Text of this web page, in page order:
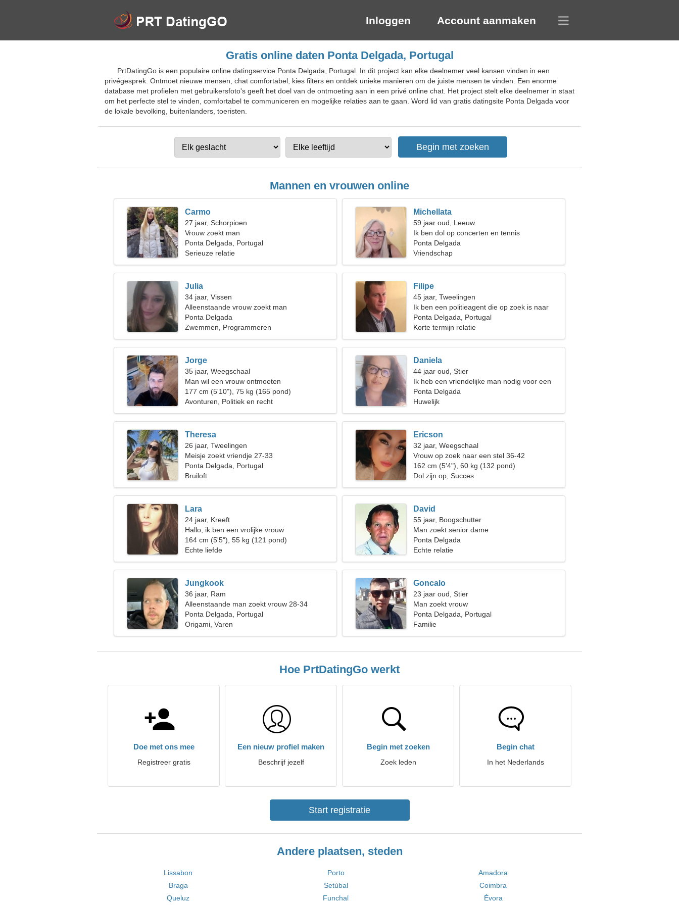
Inloggen Account aanmaken
Gratis online daten Ponta Delgada, Portugal
PrtDatingGo is een populaire online datingservice Ponta Delgada, Portugal. In dit project kan elke deelnemer veel kansen vinden in een
privégesprek. Ontmoet nieuwe mensen, chat comfortabel, kies filters en ontdek unieke manieren om de juiste mensen te vinden. Een enorme
database met profielen met gebruikersfoto's geeft het doel van de ontmoeting aan in een privé online chat. Het project stelt elke deelnemer in staat
om het perfecte stel te vinden, comfortabel te communiceren en mogelijke relaties aan te gaan. Word lid van gratis datingsite Ponta Delgada voor
de lokale bevolking, buitenlanders, toeristen.
Mannen en vrouwen online
Carmo
27 jaar, Schorpioen
Vrouw zoekt man
Ponta Delgada, Portugal
Serieuze relatie
Michellata
59 jaar oud, Leeuw
Ik ben dol op concerten en tennis
Ponta Delgada
Vriendschap
Julia
34 jaar, Vissen
Alleenstaande vrouw zoekt man
Ponta Delgada
Zwemmen, Programmeren
Filipe
45 jaar, Tweelingen
Ik ben een politieagent die op zoek is naar
een geweldige vrouw
Ponta Delgada, Portugal
Korte termijn relatie
Jorge
35 jaar, Weegschaal
Man wil een vrouw ontmoeten
177 cm (5'10"), 75 kg (165 pond)
Avonturen, Politiek en recht
Daniela
44 jaar oud, Stier
Ik heb een vriendelijke man nodig voor een
gezin
Ponta Delgada
Huwelijk
Theresa
26 jaar, Tweelingen
Meisje zoekt vriendje 27-33
Ponta Delgada, Portugal
Bruiloft
Ericson
32 jaar, Weegschaal
Vrouw op zoek naar een stel 36-42
162 cm (5'4"), 60 kg (132 pond)
Dol zijn op, Succes
Lara
24 jaar, Kreeft
Hallo, ik ben een vrolijke vrouw
164 cm (5'5"), 55 kg (121 pond)
Echte liefde
David
55 jaar, Boogschutter
Man zoekt senior dame
Ponta Delgada
Echte relatie
Jungkook
36 jaar, Ram
Alleenstaande man zoekt vrouw 28-34
Ponta Delgada, Portugal
Origami, Varen
Goncalo
23 jaar oud, Stier
Man zoekt vrouw
Ponta Delgada, Portugal
Familie
Hoe PrtDatingGo werkt
Doe met ons mee
Registreer gratis
Een nieuw profiel maken
Beschrijf jezelf
Begin met zoeken
Zoek leden
Begin chat
In het Nederlands
Start registratie
Andere plaatsen, steden
Lissabon Porto
Amadora
Braga
Setúbal
Coimbra
Queluz
Funchal Évora